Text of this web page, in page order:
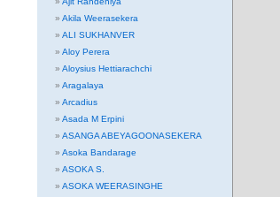
Akila Weerasekera
ALI SUKHANVER
Aloy Perera
Aloysius Hettiarachchi
Aragalaya
Arcadius
Asada M Erpini
ASANGA ABEYAGOONASEKERA
Asoka Bandarage
ASOKA S.
ASOKA WEERASINGHE